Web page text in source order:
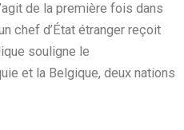
de la première fois dans
chef d’État étranger reçoit
souligne le
et la Belgique, deux nations